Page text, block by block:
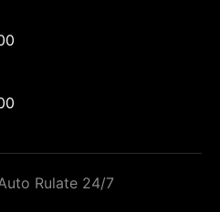
Rulate 24/7